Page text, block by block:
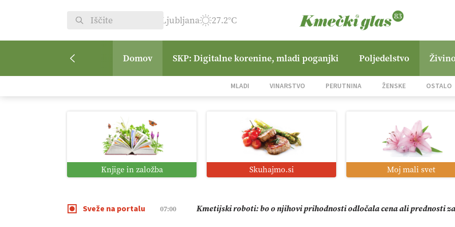
Ljubljana 27.2°C
Domov SKP: Digitalne korenine, mladi poganjki Poljedelstvo
MLADI VINARSTVO PERUTNINA ŽENSKE OSTALO
Knjige in založba Skuhajmo.si Moj mali svet
Sveže na portalu
Digitalizacija z GPS navigacijo in avtonomnimi sistemi
08:50 Vrt Dvorjane Hills
07:00 Kmetijski roboti: bo o njihovi prihodnosti odločala cena ali prednosti
01:38 Digitalno od satelita do prašičjega korita